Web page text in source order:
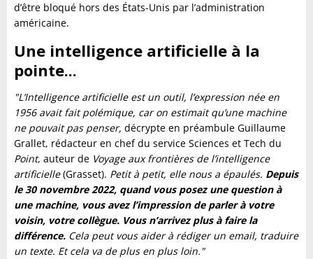
d’être bloqué hors des États-Unis par l’administration
américaine.
Une intelligence artificielle à la
pointe...
"L’Intelligence artificielle est un outil, l’expression née en
1956 avait fait polémique, car on estimait qu’une machine
ne pouvait pas penser, décrypte en préambule Guillaume
Grallet, rédacteur en chef du service Sciences et Tech du
Point, auteur de Voyage aux frontières de l’intelligence
artificielle(Grasset). Petit à petit, elle nous a épaulés. Depuis
le 30 novembre 2022, quand vous posez une question à
une machine, vous avez l’impression de parler à votre
voisin, votre collègue. Vous n’arrivez plus à faire la
différence. Cela peut vous aider à rédiger un email, traduire
un texte. Et cela va de plus en plus loin."